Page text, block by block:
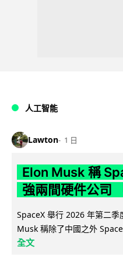
人工智能
Lawton 1 日
Elon Musk 稱
強兩間硬件公司
SpaceX 舉行 2026 年第二
Musk 稱除了中國之外
全文